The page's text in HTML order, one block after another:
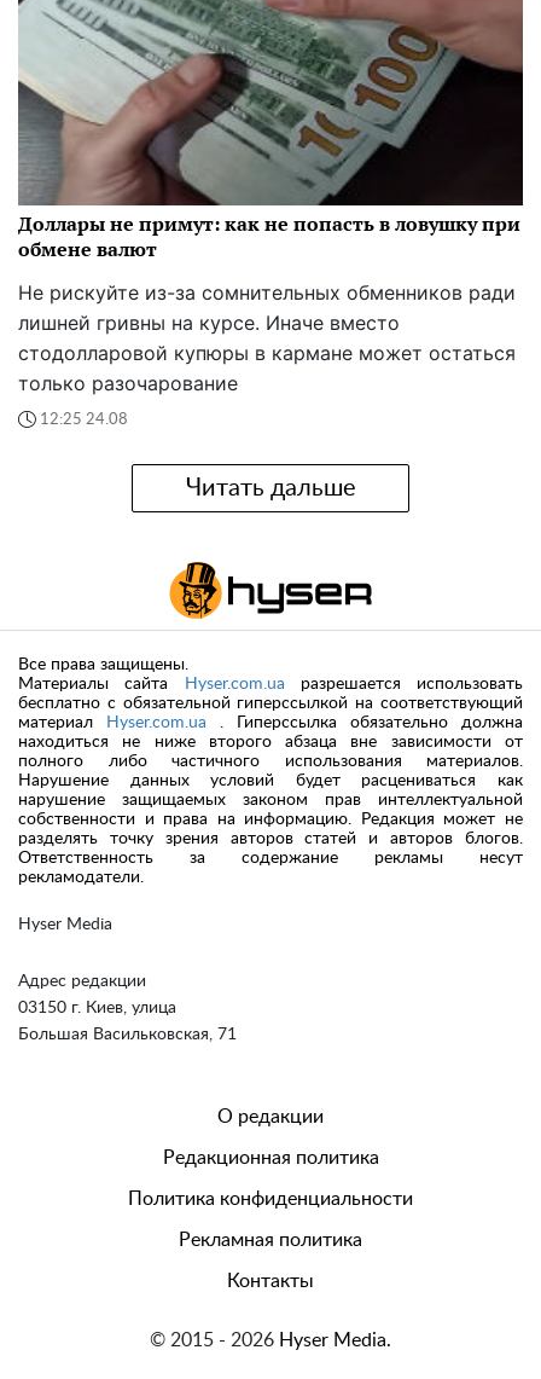
Доллары не примут: как не попасть в ловушку при
обмене валют
Не рискуйте из-за сомнительных обменников ради
лишней гривны на курсе. Иначе вместо
стодолларовой купюры в кармане может остаться
только разочарование
12:25 24.08
Читать дальше
Hyser Media
Адрес редакции
03150 г. Киев, улица
Большая Васильковская, 71
Все права защищены.
Материалы сайта
Hyser.com.ua разрешается использовать
бесплатно с обязательной гиперссылкой на соответствующий
материал
Hyser.com.ua . Гиперссылка обязательно должна
находиться не ниже второго абзаца вне зависимости от
полного либо частичного использования материалов.
Нарушение данных условий будет расцениваться как
нарушение защищаемых законом прав интеллектуальной
собственности и права на информацию. Редакция может не
разделять точку зрения авторов статей и авторов блогов.
Ответственность за содержание рекламы несут
рекламодатели.
О редакции
Редакционная политика
Политика конфиденциальности
Рекламная политика
Контакты
© 2015 - 2026 Hyser Media.